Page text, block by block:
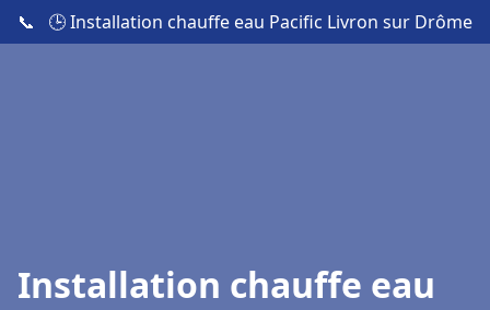
📞 🕒 Installation chauffe eau Pacific Livron sur Drôme
Installation chauffe eau